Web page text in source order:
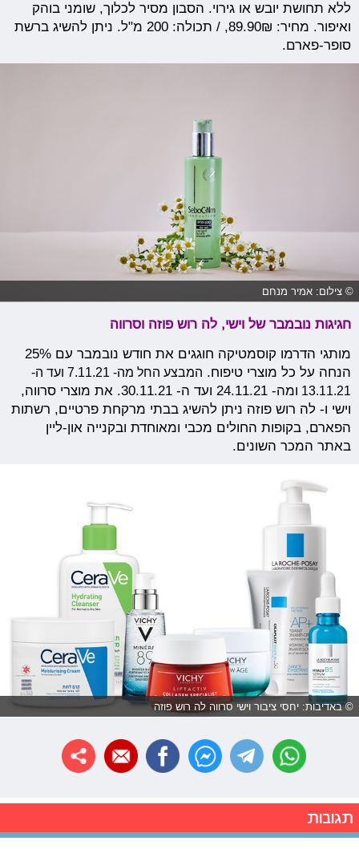
ללא תחושת יובש או גירוי. הסבון מסיר לכלוך, שומני בוהק
ואיפור. מחיר: 89.90₪, / תכולה: 200 מ"ל. ניתן להשיג ברשת
סופר-פארם.
© צילום: אמיר מנחם
חגיגות נובמבר של וישי, לה רוש פוזה וסרווה
מותגי הדרמו קוסמטיקה חוגגים את חודש נובמבר עם 25%
הנחה על כל מוצרי טיפוח.
המבצע החל מה- 7.11.21 ועד ה-
13.11.21
ומה- 24.11.21 ועד ה- 30.11.21. את מוצרי סרווה,
וישי ו- לה רוש פוזה ניתן להשיג בבתי מרקחת פרטיים, רשתות
הפארם, בקופות החולים מכבי ומאוחדת ובקנייה און-ליין
באתר המכר השונים.
© באדיבות: יחסי ציבור וישי סרווה לה רוש פוזה
תגובות